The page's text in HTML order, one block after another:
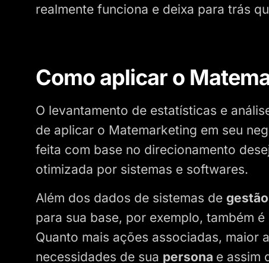
realmente funciona e deixa para trás
Como aplicar o
O levantamento de estatísticas e
de aplicar o Matemarketing em seu
feita com base no direcionamento
otimizada por sistemas e softwares.
Além dos dados de sistemas de
para sua base, por exemplo, também
Quanto mais ações associadas, maior
necessidades de sua persona e assim